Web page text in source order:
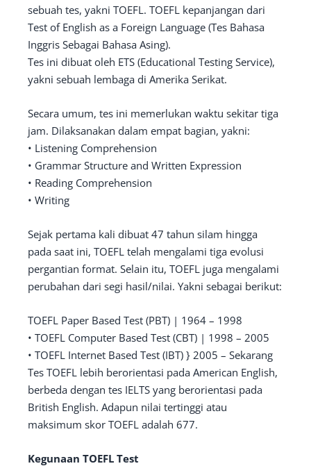
sebuah tes, yakni TOEFL. TOEFL kepanjangan dari
Test of English as a Foreign Language (Tes Bahasa
Inggris Sebagai Bahasa Asing).
Tes ini dibuat oleh ETS (Educational Testing Service),
yakni sebuah lembaga di Amerika Serikat.
Secara umum, tes ini memerlukan waktu sekitar tiga
jam. Dilaksanakan dalam empat bagian, yakni:
• Listening Comprehension
• Grammar Structure and Written Expression
• Reading Comprehension
• Writing
Sejak pertama kali dibuat 47 tahun silam hingga
pada saat ini, TOEFL telah mengalami tiga evolusi
pergantian format. Selain itu, TOEFL juga mengalami
perubahan dari segi hasil/nilai. Yakni sebagai berikut:
TOEFL Paper Based Test (PBT) | 1964 – 1998
• TOEFL Computer Based Test (CBT) | 1998 – 2005
• TOEFL Internet Based Test (IBT) } 2005 – Sekarang
Tes TOEFL lebih berorientasi pada American English,
berbeda dengan tes IELTS yang berorientasi pada
British English. Adapun nilai tertinggi atau
maksimum skor TOEFL adalah 677.
Kegunaan TOEFL Test